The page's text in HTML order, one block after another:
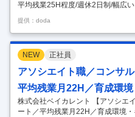
平均残業25H程度/週休2日制/幅広
阪/東証プライム】データサイエ
制/幅広いキャリアの選択肢 【具体
ルファームからシステムインテグ
大手プライム案件等多数/ITコンサ
キャリアパス多数/領域・サービス
術と豊富な案件ノウハウがありま
件での経験をつむことができます
提供：doda
NEW 正社員
アソシエイト職／コンサ
平均残業月22H／育成環
株式会社ベイカレント 【アソシエ
ート／平均残業月22H／育成環境